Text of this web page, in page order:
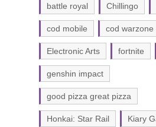
battle royal Chillingo
cod mobile cod warzone
Electronic Arts fortnite
genshin impact
good pizza great pizza
Honkai: Star Rail Kiary